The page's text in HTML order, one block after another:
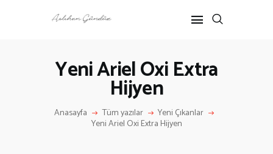
Yeni Ariel Oxi Extra
Hijyen
Anasayfa Tüm yazılar Yeni Çıkanlar
Yeni Ariel Oxi Extra Hijyen
ANNE-ÇOCUK